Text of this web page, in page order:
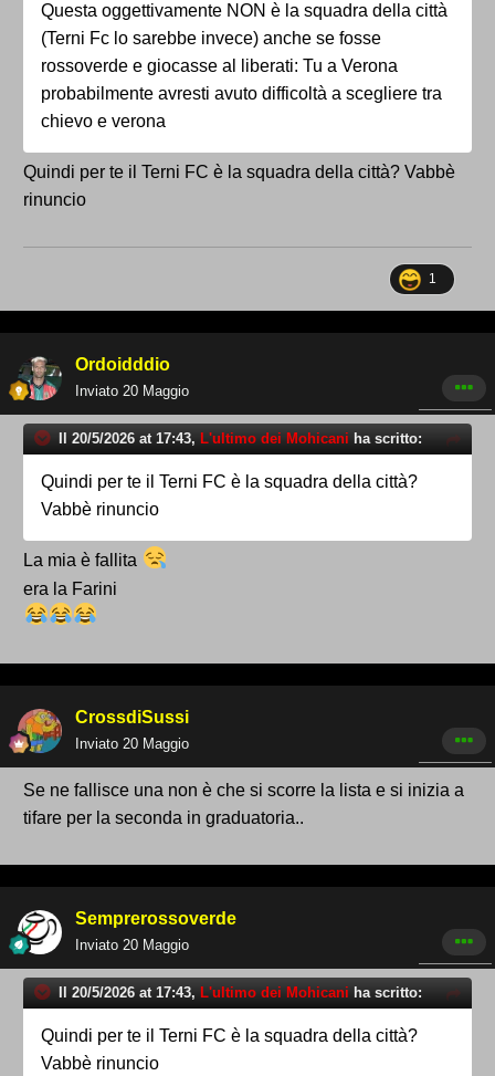
Questa oggettivamente NON è la squadra della città
(Terni Fc lo sarebbe invece) anche se fosse
rossoverde e giocasse al liberati: Tu a Verona
probabilmente avresti avuto difficoltà a scegliere tra
chievo e verona
Quindi per te il Terni FC è la squadra della città? Vabbè
rinuncio
1
Ordoidddio
Inviato 20 Maggio
Il 20/5/2026 at 17:43, L'ultimo dei Mohicani ha scritto:
Quindi per te il Terni FC è la squadra della città?
Vabbè rinuncio
La mia è fallita
era la Farini
CrossdiSussi
Inviato 20 Maggio
Se ne fallisce una non è che si scorre la lista e si inizia a
tifare per la seconda in graduatoria..
Semprerossoverde
Inviato 20 Maggio
Il 20/5/2026 at 17:43, L'ultimo dei Mohicani ha scritto:
Quindi per te il Terni FC è la squadra della città?
Vabbè rinuncio